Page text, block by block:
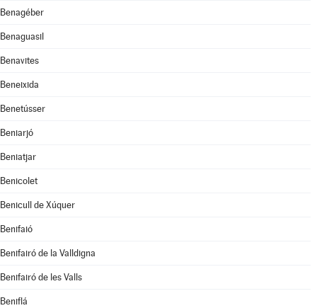
Benagéber
Benaguasil
Benavites
Beneixida
Benetússer
Beniarjó
Beniatjar
Benicolet
Benicull de Xúquer
Benifaió
Benifairó de la Valldigna
Benifairó de les Valls
Beniflá